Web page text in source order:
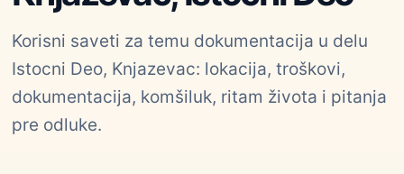
Korisni saveti za temu dokumentacija u delu
Istocni Deo, Knjazevac: lokacija, troškovi,
dokumentacija, komšiluk, ritam života i pitanja
pre odluke.